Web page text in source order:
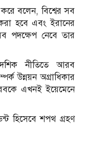
করে বলেন, বিশ্বের সব
হবে এবং ইরানের
পদক্ষেপ নেবে তার
নীতিতে আরব
উন্নয়ন অগ্রাধিকার
এখনই ইয়েমেনে
হিসেবে শপথ গ্রহণ